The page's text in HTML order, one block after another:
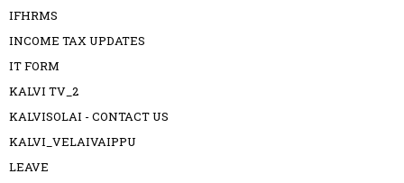
IFHRMS
INCOME TAX UPDATES
IT FORM
KALVI TV_2
KALVISOLAI - CONTACT US
KALVI_VELAIVAIPPU
LEAVE